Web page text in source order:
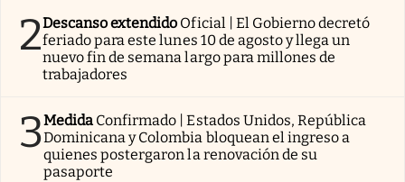
2Descanso extendido Oficial | El Gobierno decretó
feriado para este lunes 10 de agosto y llega un
nuevo fin de semana largo para millones de
trabajadores
3Medida Confirmado | Estados Unidos, República
Dominicana y Colombia bloquean el ingreso a
quienes postergaron la renovación de su
pasaporte